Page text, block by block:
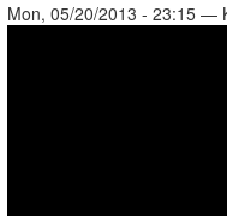
Mon, 05/20/2013 - 23:15 —